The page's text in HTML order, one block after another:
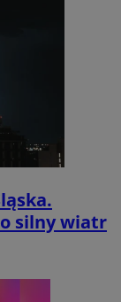
silny wiatr